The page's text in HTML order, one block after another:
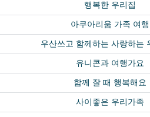
행복한 우리집
아쿠아리움 가족 여행
우산쓰고 함께하는 사랑하는
유니콘과 여행가요
함께 잘 때 행복해요
사이좋은 우리가족